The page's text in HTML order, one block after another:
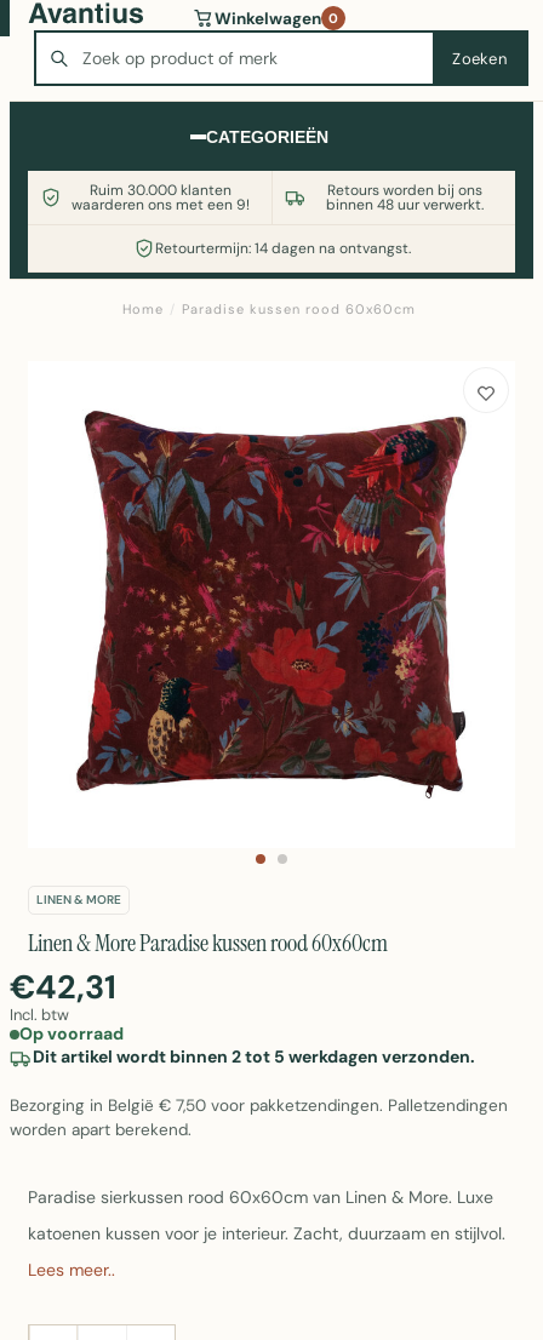
Zoeken
Winkelwagen 0
CATEGORIEËN
Ruim 30.000 klanten
waarderen ons met een 9!
Retours worden bij ons
binnen 48 uur verwerkt.
Retourtermijn: 14 dagen na ontvangst.
Wasmachine of koelkast nodig? Vergelijk alle prijzen op
Witgoedaanbod.nl
Home / Paradise kussen rood 60x60cm
LINEN & MORE
Linen & More Paradise kussen rood 60x60cm
€42,31
Incl. btw
Op voorraad
Dit artikel wordt binnen 2 tot 5 werkdagen verzonden.
Bezorging in België € 7,50 voor pakketzendingen. Palletzendingen
worden apart berekend.
Paradise sierkussen rood 60x60cm van Linen & More. Luxe
katoenen kussen voor je interieur. Zacht, duurzaam en stijlvol.
Lees meer..